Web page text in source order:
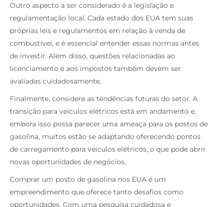
Outro aspecto a ser considerado é a legislação e
regulamentação local. Cada estado dos EUA tem suas
próprias leis e regulamentos em relação à venda de
combustível, e é essencial entender essas normas antes
de investir. Além disso, questões relacionadas ao
licenciamento e aos impostos também devem ser
avaliadas cuidadosamente.
Finalmente, considere as tendências futuras do setor. A
transição para veículos elétricos está em andamento e,
embora isso possa parecer uma ameaça para os postos de
gasolina, muitos estão se adaptando oferecendo pontos
de carregamento para veículos elétricos, o que pode abrir
novas oportunidades de negócios.
Comprar um posto de gasolina nos EUA é um
empreendimento que oferece tanto desafios como
oportunidades. Com uma pesquisa cuidadosa e